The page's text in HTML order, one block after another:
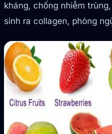
kháng, chống nhiễm
sinh ra collagen, phòng